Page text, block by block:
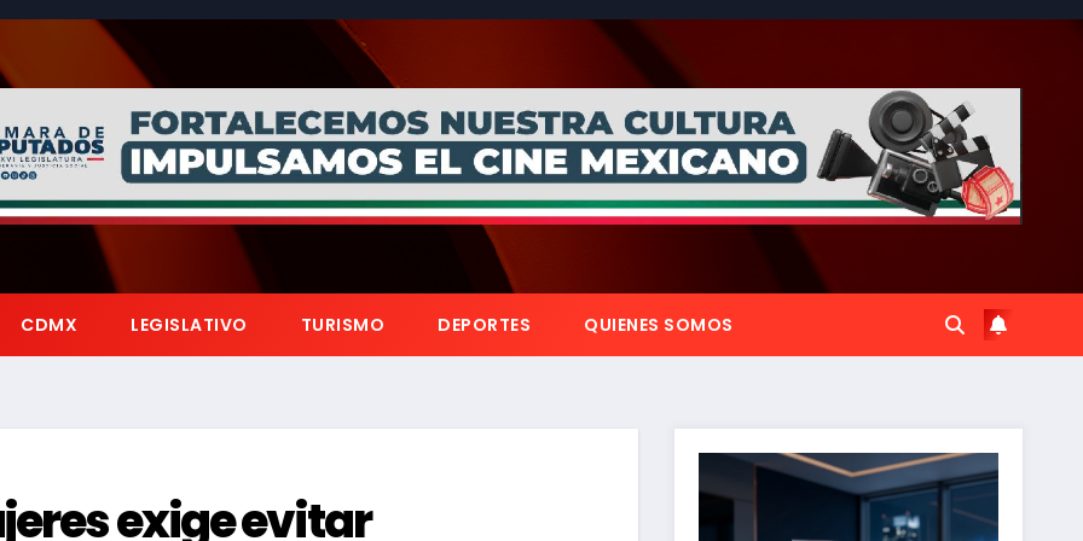
CDMX LEGISLATIVO TURISMO DEPORTES QUIENES SOMOS
exige evitar